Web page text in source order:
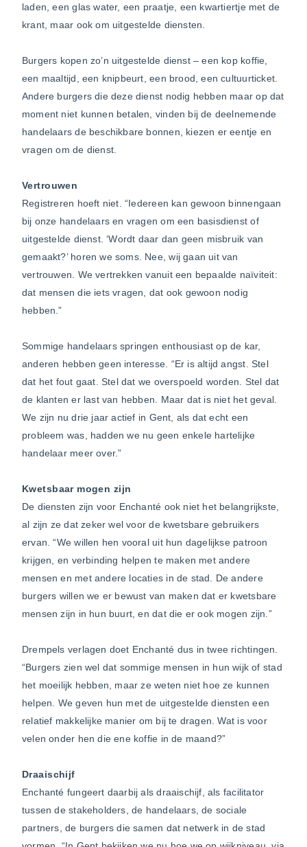
laden, een glas water, een praatje, een kwartiertje met de
krant, maar ook om uitgestelde diensten.
Burgers kopen zo’n uitgestelde dienst – een kop koffie,
een maaltijd, een knipbeurt, een brood, een cultuurticket.
Andere burgers die deze dienst nodig hebben maar op dat
moment niet kunnen betalen, vinden bij de deelnemende
handelaars de beschikbare bonnen, kiezen er eentje en
vragen om de dienst.
Vertrouwen
Registreren hoeft niet. “Iedereen kan gewoon binnengaan
bij onze handelaars en vragen om een basisdienst of
uitgestelde dienst. ‘Wordt daar dan geen misbruik van
gemaakt?’ horen we soms. Nee, wij gaan uit van
vertrouwen. We vertrekken vanuit een bepaalde naïviteit:
dat mensen die iets vragen, dat ook gewoon nodig
hebben.”
Sommige handelaars springen enthousiast op de kar,
anderen hebben geen interesse. “Er is altijd angst. Stel
dat het fout gaat. Stel dat we overspoeld worden. Stel dat
de klanten er last van hebben. Maar dat is niet het geval.
We zijn nu drie jaar actief in Gent, als dat echt een
probleem was, hadden we nu geen enkele hartelijke
handelaar meer over.”
Kwetsbaar mogen zijn
De diensten zijn voor Enchanté ook niet het belangrijkste,
al zijn ze dat zeker wel voor de kwetsbare gebruikers
ervan. “We willen hen vooral uit hun dagelijkse patroon
krijgen, en verbinding helpen te maken met andere
mensen en met andere locaties in de stad. De andere
burgers willen we er bewust van maken dat er kwetsbare
mensen zijn in hun buurt, en dat die er ook mogen zijn.”
Drempels verlagen doet Enchanté dus in twee richtingen.
“Burgers zien wel dat sommige mensen in hun wijk of stad
het moeilijk hebben, maar ze weten niet hoe ze kunnen
helpen. We geven hun met de uitgestelde diensten een
relatief makkelijke manier om bij te dragen. Wat is voor
velen onder hen die ene koffie in de maand?”
Draaischijf
Enchanté fungeert daarbij als draaischijf, als facilitator
tussen de stakeholders, de handelaars, de sociale
partners, de burgers die samen dat netwerk in de stad